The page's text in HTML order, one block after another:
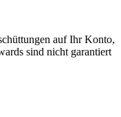
auf Ihr Konto,
sind nicht garantiert